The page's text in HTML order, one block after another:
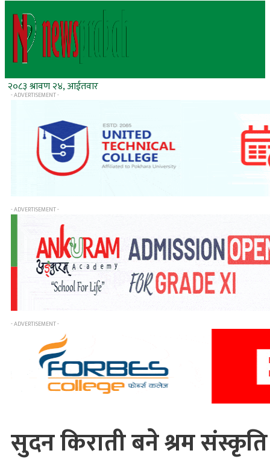
२०८३ श्रावण २४, आईतवार
- ADVERTISEMENT -
- ADVERTISEMENT -
- ADVERTISEMENT -
सुदन किराती बने श्रम संस्कृति